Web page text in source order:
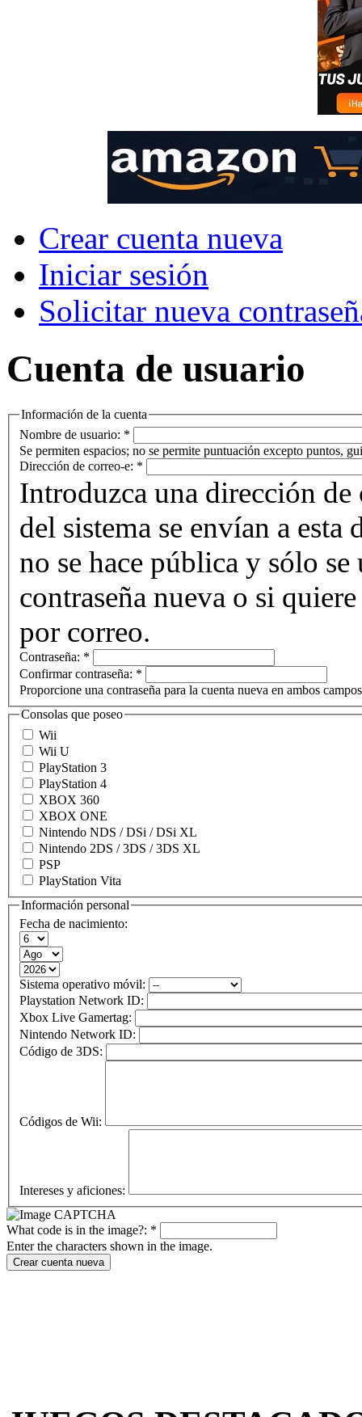
Crear cuenta nueva
Iniciar sesión
Solicitar nueva
Cuenta de usuario
Información de la cuenta
Nombre de usuario: *
Se permiten espacios; no se permite puntuación excepto puntos,
Dirección de correo-e: *
Introduzca una dirección
del sistema se envían a
no se hace pública y sólo
contraseña nueva o si
por correo.
Contraseña: *
Confirmar contraseña: *
Proporcione una contraseña para la cuenta nueva en ambos
Consolas que poseo
Wii
Wii U
PlayStation 3
PlayStation 4
XBOX 360
XBOX ONE
Nintendo NDS / DSi / DSi XL
Nintendo 2DS / 3DS / 3DS XL
PSP
PlayStation Vita
Información personal
Fecha de nacimiento:
Sistema operativo móvil:
Playstation Network ID:
Xbox Live Gamertag:
Nintendo Network ID:
Código de 3DS:
Códigos de Wii:
Intereses y aficiones:
What code is in the image?: *
Enter the characters shown in the image.